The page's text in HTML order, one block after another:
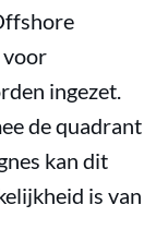
voor
ingezet.
de quadrant
kan dit
is van